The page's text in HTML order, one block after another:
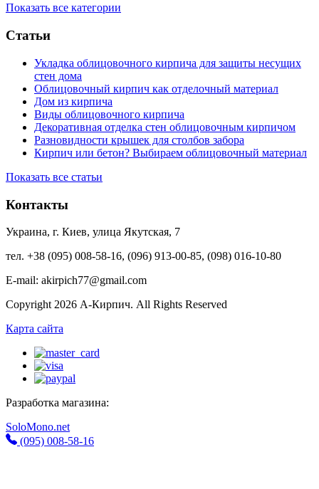
Показать все категории
Статьи
Укладка облицовочного кирпича для защиты несущих
стен дома
Облицовочный кирпич как отделочный материал
Дом из кирпича
Виды облицовочного кирпича
Декоративная отделка стен облицовочным кирпичом
Разновидности крышек для столбов забора
Кирпич или бетон? Выбираем облицовочный материал
Показать все статьи
Контакты
Украина, г. Киев, улица Якутская, 7
тел. +38 (095) 008-58-16, (096) 913-00-85, (098) 016-10-80
E-mail: akirpich77@gmail.com
Copyright 2026 А-Кирпич. All Rights Reserved
Карта сайта
Разработка магазина:
SoloMono.net
(095) 008-58-16